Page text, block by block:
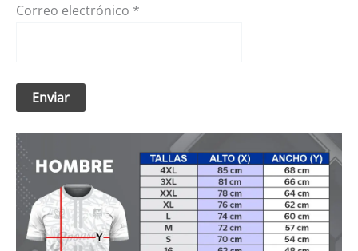
Correo electrónico *